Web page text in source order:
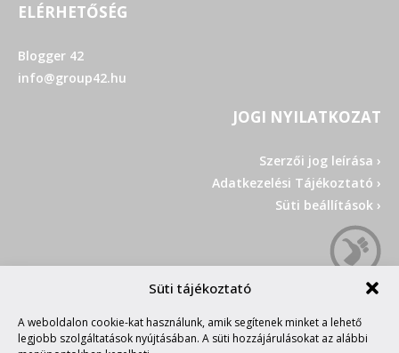
Süti tájékoztató
A weboldalon cookie-kat használunk, amik segítenek minket a lehető
legjobb szolgáltatások nyújtásában. A süti hozzájárulásokat az alábbi
ELÉRHETŐSÉG
Blogger 42
info@group42.hu
JOGI NYILATKOZAT
Szerzői jog leírása ›
Adatkezelési Tájékoztató ›
Süti beállítások ›